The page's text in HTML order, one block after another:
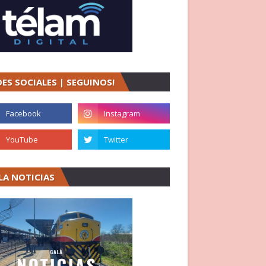
SOCIALES | SEGUINOS!
NOTICIAS